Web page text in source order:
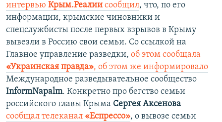
интервью Крым.Реалии сообщил, что, по его
информации, крымские чиновники и
спецслужбисты после первых взрывов в Крыму
вывезли в Россию свои семьи. Со ссылкой на
Главное управление разведки, об этом сообщала
«Украинская правда», об этом же информировало
Международное разведывательное сообщество
InformNapalm. Конкретно про бегство семьи
российского главы Крыма Сергея Аксенова
сообщал телеканал «Еспрессо», о вывозе семьи